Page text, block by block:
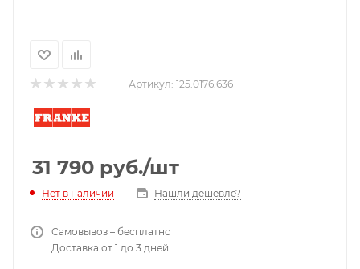
Артикул: 125.0176.636
31 790 руб./шт
Нет в наличии Нашли дешевле?
Самовывоз – бесплатно
Доставка от 1 до 3 дней